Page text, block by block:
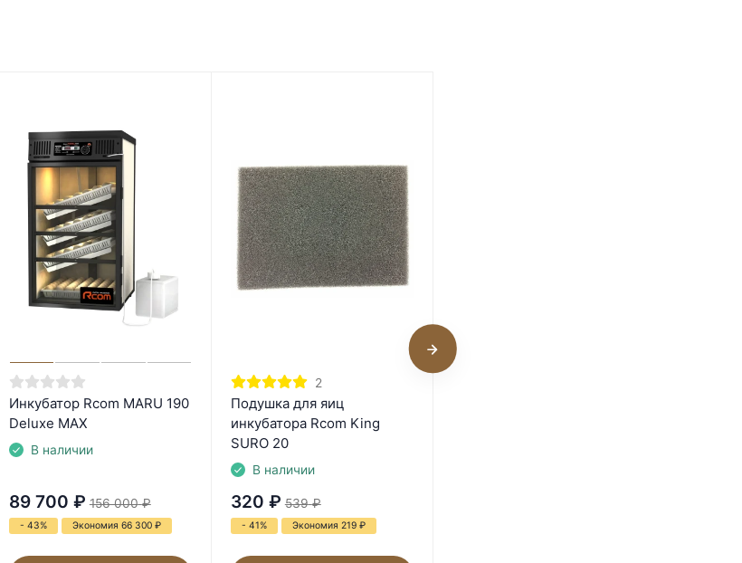
Инкубатор Rcom MARU 190
Deluxe MAX
В наличии
89 700 ₽ 156 000 ₽
- 43% Экономия 66 300 ₽
2
Подушка для яиц
инкубатора Rcom King
SURO 20
В наличии
320 ₽ 539 ₽
- 41% Экономия 219 ₽